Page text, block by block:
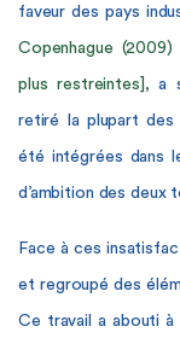
faveur des pays
Copenhague
plus restreintes],a
retiré la plupart des
été intégrées dans
d’ambition des deux
Face à ces
et regroupé des
Ce travail a abouti à